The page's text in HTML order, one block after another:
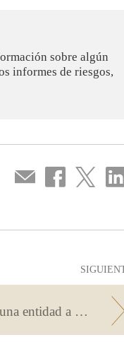
sobre algún
informes de riesgos,
Compartir
por
Compartir
en
Compartir
en
en
Cómo cambiar la cuenta de una entidad a otra